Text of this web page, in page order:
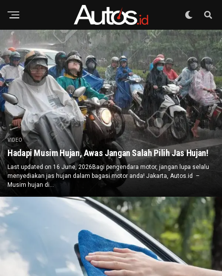
VIDEO
Hadapi Musim Hujan, Awas Jangan Salah Pilih Jas Hujan!
Last updated on 16 June, 2026Bagi pengendara motor, jangan lupa selalu
menyediakan jas hujan dalam bagasi motor anda! Jakarta, Autos.id –
Musim hujan di...